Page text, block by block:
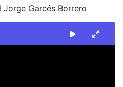
Garcés Borrero